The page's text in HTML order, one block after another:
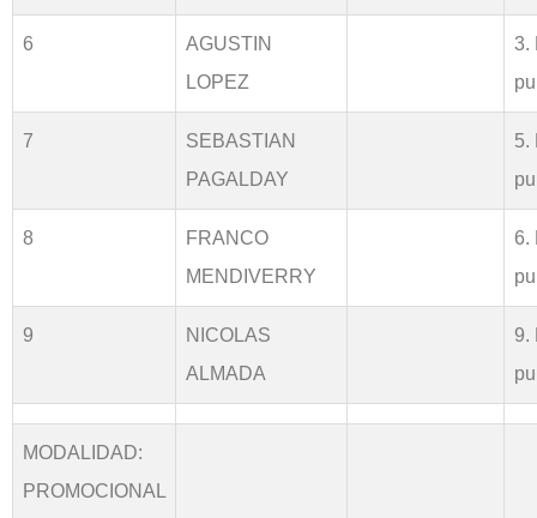
6
AGUSTIN
LOPEZ
3.
7
SEBASTIAN
PAGALDAY
5.
8
FRANCO
MENDIVERRY
6.
9
NICOLAS
ALMADA
9.
MODALIDAD:
PROMOCIONAL